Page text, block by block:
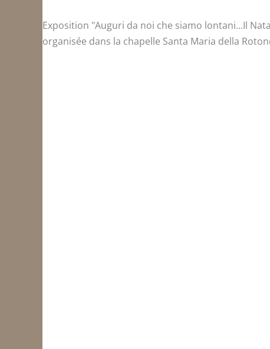
Exposition "Auguri da noi che siamo lontani...Il
organisée dans la chapelle Santa Maria della